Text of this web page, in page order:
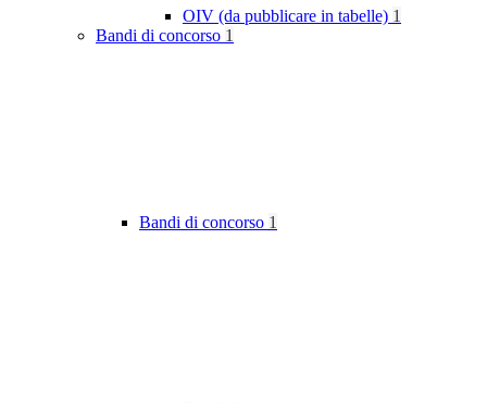
OIV (da pubblicare in tabelle) 1
Bandi di concorso 1
Bandi di concorso 1